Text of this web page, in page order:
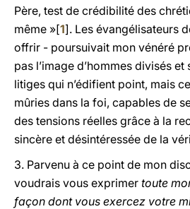
Père, test de crédibilité des
même »[1]. Les évangélisateurs
offrir - poursuivait mon vénéré
pas l’image d’hommes divisés
litiges qui n’édifient point, mais
mûries dans la foi, capables de
des tensions réelles grâce à la
sincère et désintéressée de la
3. Parvenu à ce point de mon
voudrais vous exprimer toute
façon dont vous exercez votre